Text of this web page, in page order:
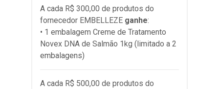
A cada R$ 300,00 de produtos do
fornecedor EMBELLEZE ganhe:
• 1 embalagem Creme de Tratamento
Novex DNA de Salmão 1kg (limitado a 2
embalagens)
A cada R$ 500,00 de produtos do